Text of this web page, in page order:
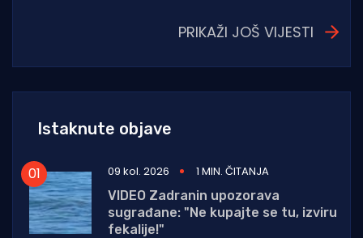
PRIKAŽI JOŠ VIJESTI
Istaknute objave
09 kol. 2026
1 MIN. ČITANJA
VIDEO Zadranin upozorava
sugrađane: "Ne kupajte se tu, izviru
fekalije!"